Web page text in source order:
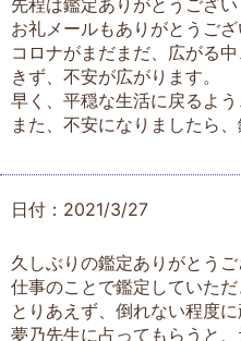
先程は鑑定ありがとうござい
お礼メールもありがとうござ
コロナがまだまだ、広がる
きず、不安が広がります。
早く、平穏な生活に戻るよ
また、不安になりましたら
日付：2021/3/27
久しぶりの鑑定ありがとうご
仕事のことで鑑定していた
とりあえず、倒れない程度に
夢乃先生に占ってもらうと